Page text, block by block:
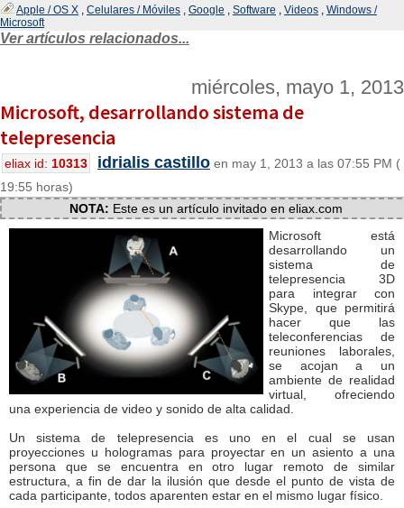
Apple / OS X , Celulares / Móviles , Google , Software , Videos , Windows /
Microsoft
Ver artículos relacionados...
miércoles, mayo 1, 2013
Microsoft, desarrollando sistema de
telepresencia
eliax id: 10313 idrialis castillo en may 1, 2013 a las 07:55 PM (
19:55 horas)
NOTA: Este es un artículo invitado en eliax.com
Microsoft está
desarrollando un
sistema de
telepresencia 3D
para integrar con
Skype, que permitirá
hacer que las
teleconferencias de
reuniones laborales,
se acojan a un
ambiente de realidad
virtual, ofreciendo
una experiencia de video y sonido de alta calidad.
Un sistema de telepresencia es uno en el cual se usan
proyecciones u hologramas para proyectar en un asiento a una
persona que se encuentra en otro lugar remoto de similar
estructura, a fin de dar la ilusión que desde el punto de vista de
cada participante, todos aparenten estar en el mismo lugar físico.